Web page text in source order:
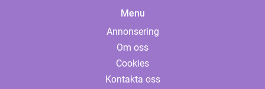
Menu
Annonsering
Om oss
Cookies
Kontakta oss